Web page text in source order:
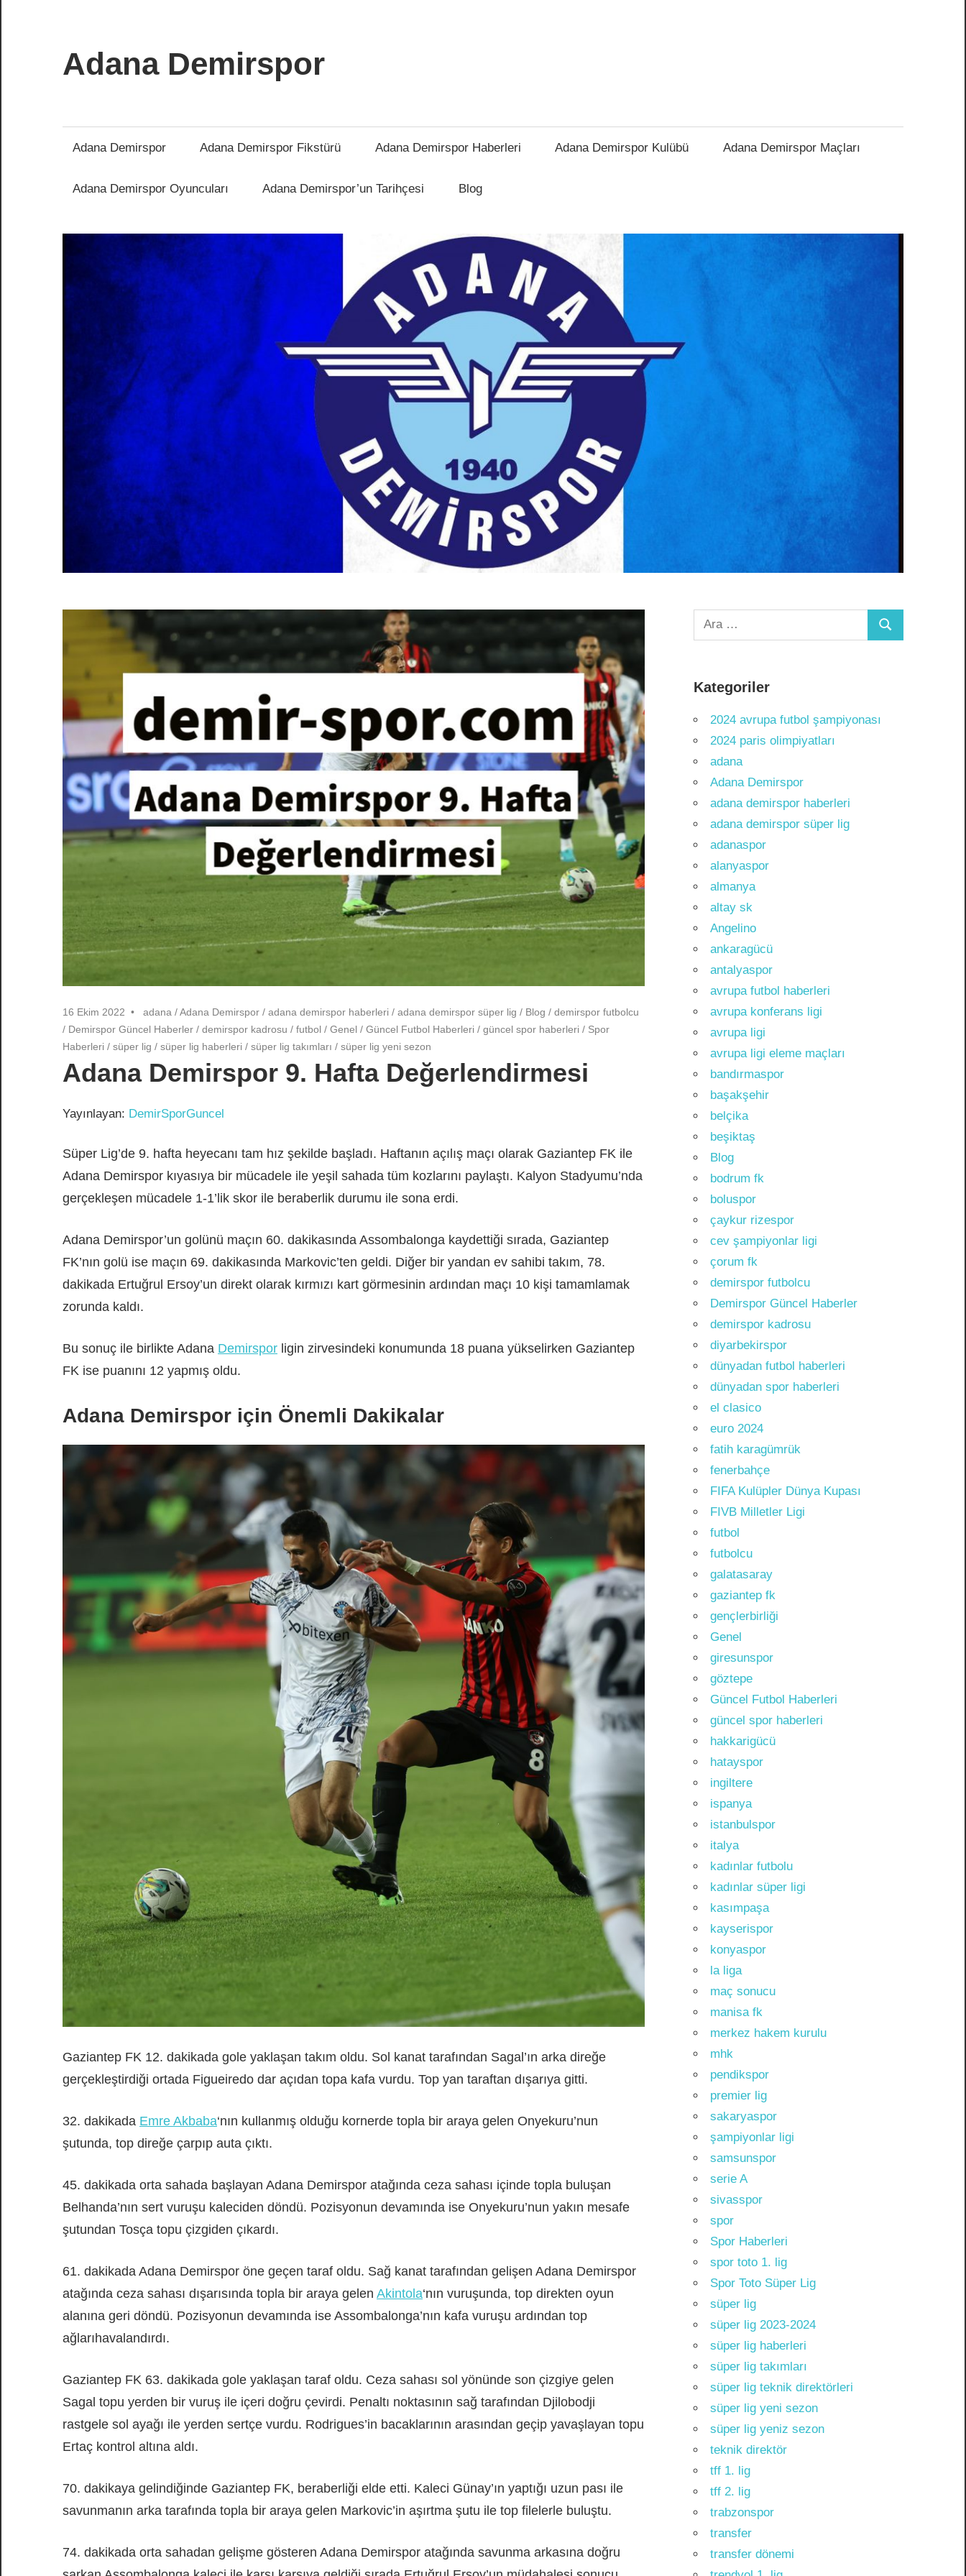
Adana Demirspor
Adana Demirspor Adana Demirspor Fikstürü Adana Demirspor Haberleri Adana Demirspor Kulübü Adana Demirspor Maçları
Adana Demirspor Oyuncuları Adana Demirspor’un Tarihçesi Blog
16 Ekim 2022 adana /Adana Demirspor / adana demirspor haberleri / adana demirspor süper lig / Blog / demirspor futbolcu
/ Demirspor Güncel Haberler / demirspor kadrosu / futbol / Genel / Güncel Futbol Haberleri / güncel spor haberleri / Spor
Haberleri / süper lig / süper lig haberleri / süper lig takımları / süper lig yeni sezon
Adana Demirspor 9. Hafta Değerlendirmesi
Yayınlayan: DemirSporGuncel
Süper Lig’de 9. hafta heyecanı tam hız şekilde başladı. Haftanın açılış maçı olarak Gaziantep FK ile
Adana Demirspor kıyasıya bir mücadele ile yeşil sahada tüm kozlarını paylaştı. Kalyon Stadyumu’nda
gerçekleşen mücadele 1-1’lik skor ile beraberlik durumu ile sona erdi.
Adana Demirspor’un golünü maçın 60. dakikasında Assombalonga kaydettiği sırada, Gaziantep
FK’nın golü ise maçın 69. dakikasında Markovic’ten geldi. Diğer bir yandan ev sahibi takım, 78.
dakikada Ertuğrul Ersoy’un direkt olarak kırmızı kart görmesinin ardından maçı 10 kişi tamamlamak
zorunda kaldı.
Bu sonuç ile birlikte Adana Demirspor ligin zirvesindeki konumunda 18 puana yükselirken Gaziantep
FK ise puanını 12 yapmış oldu.
Adana Demirspor için Önemli Dakikalar
Gaziantep FK 12. dakikada gole yaklaşan takım oldu. Sol kanat tarafından Sagal’ın arka direğe
gerçekleştirdiği ortada Figueiredo dar açıdan topa kafa vurdu. Top yan taraftan dışarıya gitti.
32. dakikada Emre Akbaba‘nın kullanmış olduğu kornerde topla bir araya gelen Onyekuru’nun
şutunda, top direğe çarpıp auta çıktı.
45. dakikada orta sahada başlayan Adana Demirspor atağında ceza sahası içinde topla buluşan
Belhanda’nın sert vuruşu kaleciden döndü. Pozisyonun devamında ise Onyekuru’nun yakın mesafe
şutundan Tosça topu çizgiden çıkardı.
61. dakikada Adana Demirspor öne geçen taraf oldu. Sağ kanat tarafından gelişen Adana Demirspor
atağında ceza sahası dışarısında topla bir araya gelen Akintola‘nın vuruşunda, top direkten oyun
alanına geri döndü. Pozisyonun devamında ise Assombalonga’nın kafa vuruşu ardından top
ağlarıhavalandırdı.
Gaziantep FK 63. dakikada gole yaklaşan taraf oldu. Ceza sahası sol yönünde son çizgiye gelen
Sagal topu yerden bir vuruş ile içeri doğru çevirdi. Penaltı noktasının sağ tarafından Djilobodji
rastgele sol ayağı ile yerden sertçe vurdu. Rodrigues’in bacaklarının arasından geçip yavaşlayan topu
Ertaç kontrol altına aldı.
70. dakikaya gelindiğinde Gaziantep FK, beraberliği elde etti. Kaleci Günay’ın yaptığı uzun pası ile
savunmanın arka tarafında topla bir araya gelen Markovic’in aşırtma şutu ile top filelerle buluştu.
74. dakikada orta sahadan gelişme gösteren Adana Demirspor atağında savunma arkasına doğru
Arama:
Ara
Kategoriler
2024 avrupa futbol şampiyonası
2024 paris olimpiyatları
adana
Adana Demirspor
adana demirspor haberleri
adana demirspor süper lig
adanaspor
alanyaspor
almanya
altay sk
Angelino
ankaragücü
antalyaspor
avrupa futbol haberleri
avrupa konferans ligi
avrupa ligi
avrupa ligi eleme maçları
bandırmaspor
başakşehir
belçika
beşiktaş
Blog
bodrum fk
boluspor
çaykur rizespor
cev şampiyonlar ligi
çorum fk
demirspor futbolcu
Demirspor Güncel Haberler
demirspor kadrosu
diyarbekirspor
dünyadan futbol haberleri
dünyadan spor haberleri
el clasico
euro 2024
fatih karagümrük
fenerbahçe
FIFA Kulüpler Dünya Kupası
FIVB Milletler Ligi
futbol
futbolcu
galatasaray
gaziantep fk
gençlerbirliği
Genel
giresunspor
göztepe
Güncel Futbol Haberleri
güncel spor haberleri
hakkarigücü
hatayspor
ingiltere
ispanya
istanbulspor
italya
kadınlar futbolu
kadınlar süper ligi
kasımpaşa
kayserispor
konyaspor
la liga
maç sonucu
manisa fk
merkez hakem kurulu
mhk
pendikspor
premier lig
sakaryaspor
şampiyonlar ligi
samsunspor
serie A
sivasspor
spor
Spor Haberleri
spor toto 1. lig
Spor Toto Süper Lig
süper lig
süper lig 2023-2024
süper lig haberleri
süper lig takımları
süper lig teknik direktörleri
süper lig yeni sezon
süper lig yeniz sezon
teknik direktör
tff 1. lig
tff 2. lig
trabzonspor
transfer
transfer dönemi